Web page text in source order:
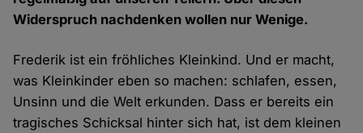
Widerspruch nachdenken wollen nur Wenige.
Frederik ist ein fröhliches Kleinkind. Und er macht,
was Kleinkinder eben so machen: schlafen, essen,
Unsinn und die Welt erkunden. Dass er bereits ein
tragisches Schicksal hinter sich hat, ist dem kleinen